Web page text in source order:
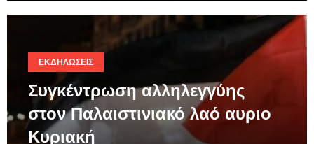
ΕΚΔΗΛΏΣΕΙΣ
Συγκέντρωση αλληλεγγύης
στον Παλαιστινιακό λαό αυριο
Κυριακή